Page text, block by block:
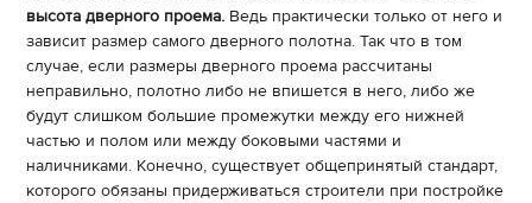
высота дверного проема. Ведь практически только от него и
зависит размер самого дверного полотна. Так что в том
случае, если размеры дверного проема рассчитаны
неправильно, полотно либо не впишется в него, либо же
будут слишком большие промежутки между его нижней
частью и полом или между боковыми частями и
наличниками. Конечно, существует общепринятый стандарт,
которого обязаны придерживаться строители при постройке